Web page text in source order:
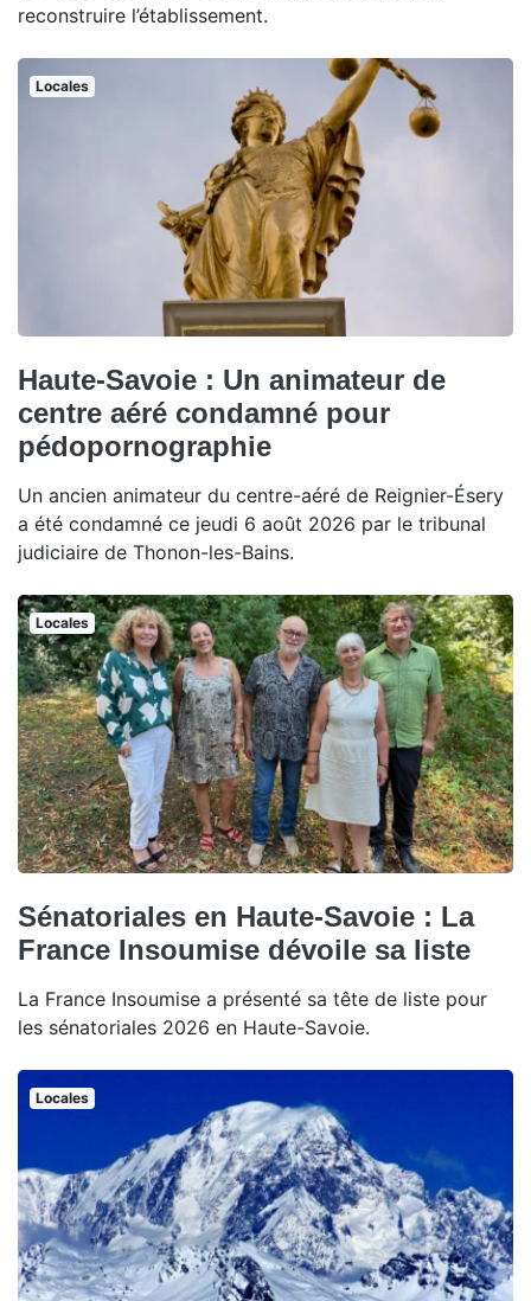
reconstruire l’établissement.
Locales
Haute-Savoie : Un animateur de
centre aéré condamné pour
pédopornographie
Un ancien animateur du centre-aéré de Reignier-Ésery
a été condamné ce jeudi 6 août 2026 par le tribunal
judiciaire de Thonon-les-Bains.
Locales
Sénatoriales en Haute-Savoie : La
France Insoumise dévoile sa liste
La France Insoumise a présenté sa tête de liste pour
les sénatoriales 2026 en Haute-Savoie.
Locales